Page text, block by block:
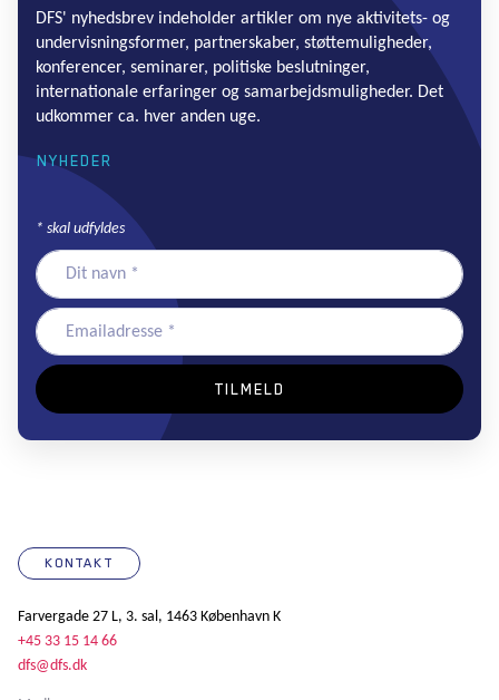
DFS' nyhedsbrev indeholder artikler om nye aktivitets- og
undervisningsformer, partnerskaber, støttemuligheder,
konferencer, seminarer, politiske beslutninger,
internationale erfaringer og samarbejdsmuligheder. Det
udkommer ca. hver anden uge.
NYHEDER
* skal udfyldes
KONTAKT
Farvergade 27 L, 3. sal, 1463 København K
+45 33 15 14 66
dfs@dfs.dk